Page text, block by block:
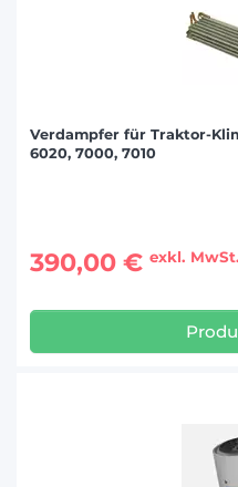
Verdampfer für Traktor-
6020, 7000, 7010
390,00 € exkl. MwSt.